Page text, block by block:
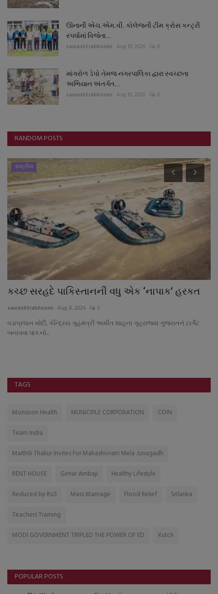
ઊનાની એચ.એમ.વી. કોલેજની ટીમ ક્રોસ કન્ટ્રી
સ્પર્ધામાં વિજેતા...
saurashtrabhoomi Aug 10, 2026 0
માંગરોળ ડેપો તેમજ નગરપાલિકા દ્વારા સ્વચ્છતા
અભિયાન અંતર્ગત...
saurashtrabhoomi Aug 10, 2026 0
RANDOM POSTS
રાષ્ટ્રીય
કચ્છ સરહદે પાકિસ્તાનની વધુ એક ‘નાપાક’ હરકત
saurashtrabhoomi Aug 8, 2026 0
વડાપ્રધાન મોદી, કેન્દ્રિય ગૃહમંત્રી અમીત શાહના ગૃહરાજય ગુજરાતને ટાર્ગેટ
બનાવવા પાક.નો...
TAGS
Monsoon Health MUNICIPLE CORPORATION
COIN
Team India
Maithili Thakur Invites For Mahashivratri Mela Junagadh
RENT HOUSE
Girnar Ambaji
Healthy Lifestyle
Reduced by Rs.5
Mass Marriage Flood Relief
Srilanka
Teachers Training
MODI GOVERNMENT TRIPLED THE POWER OF ED
Kutch
POPULAR POSTS